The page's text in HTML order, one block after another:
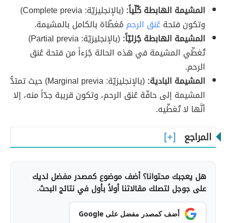
المشيمة الهابطة كُلّياً:
(بالإنجليزيّة: Complete previa)
وتكون فتحةعُنق الرحم مُغطّاة بالكامل بالمشيمة.
المشيمة الهابطة جُزئيّاً:
(بالإنجليزيّة: Partial previa)
تُغطِّي المشيمة في هذه الحالة جُزءاً من فتحة عُنق
الرحم.
المشيمة البادية:
(بالإنجليزيّة: Marginal previa) حيث تمتدُّ
المشيمة إلى حافّة عُنق الرحم، وتكون قريبة جدّاً منه، إلا
أنَّها لا تُغطِّيه.
المراجع
هل يعجبك محتوانا؟ أضف موضوع كمصدر مفضل لديك
على جوجل لتصلك مقالاتنا أولاً بأول في نتائج البحث.
أضف كمصدر مفضل على Google